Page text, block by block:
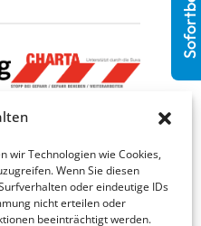
wir Technologien wie Cookies,
Wenn Sie diesen
oder eindeutige IDs
nicht erteilen oder
beeinträchtigt werden.